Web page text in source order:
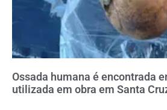
Ossada humana é encontrada
utilizada em obra em Santa